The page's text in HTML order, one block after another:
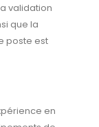
validation
que la
poste est
en